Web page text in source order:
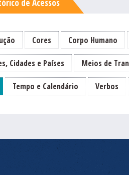
de Acessos
Cores Corpo Humano
Cidades e Países Meios de
Tempo e Calendário Verbos